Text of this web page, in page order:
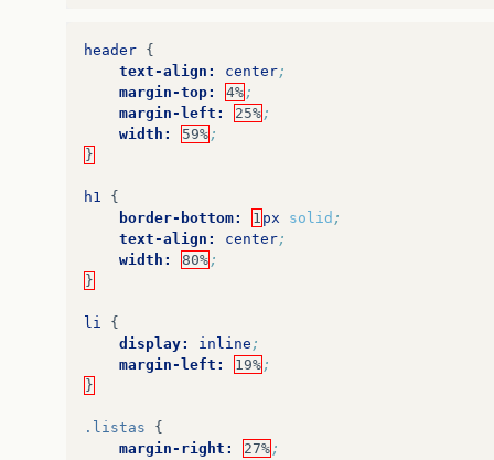
header {
text-align:
center;
margin-top:
4% ;
margin-left:
25% ;
width:
59% ;
}
h1
{
border-bottom:
1 px solid ;
text-align:
center;
width:
80% ;
}
li
{
display:
inline ;
margin-left:
19% ;
}
.listas
{
margin-right:
27% ;